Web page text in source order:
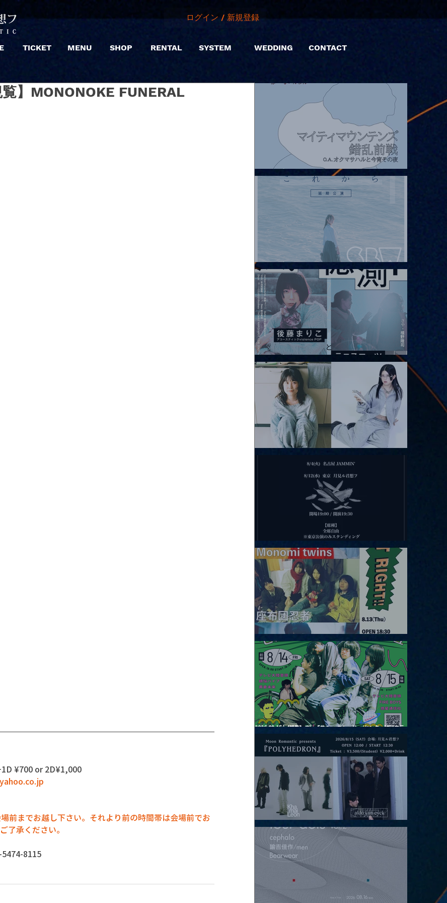
TICKET MENU SHOP
ログイン / 新規登録
RENTAL SYSTEM WEDDING CONTACT
】MONONOKE FUNERAL
¥700 or 2D¥1,000
前までお越し下さい。それより前の時間帯は会場前でお
了承ください。
8115
2026.08.07 |【観覧】マイティマウンテンズpresents. “HALL-IN-
2026.08.08 |【観覧】Oaiko pre.「これから」延期公演 Blurred
City Lights × 17歳とベルリンの壁
2026.08.10 |【観覧】「巷のmyストーリー/風の憶測1～後藤まりこ
アコースティックviolence POPとテニスコーツ」
2026.08.12 |【観覧】田澤孝介 ソロワンマン 「Ballad Box 2026」
2026.08.13 |【観覧】JUST RIGHT!! vol.26
2026.08.15 |【観覧】夜）『巷のmyストーリー/センター"訳"フラ
ッシュ⚡️後編』
2026.08.15 |【観覧】昼）月見ルpre.『POLYHEDRON』